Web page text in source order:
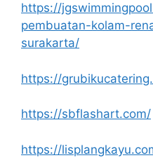
https://
pembuatan-kolam-
surakarta/
https://
https://sbflashart.com/
https://